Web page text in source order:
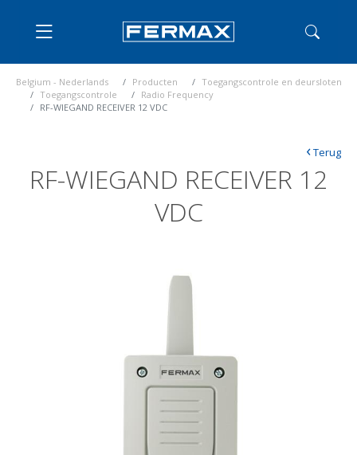
Belgium - Nederlands Producten
Toegangscontrole en deursloten
Toegangscontrole
Radio Frequency
RF-WIEGAND RECEIVER 12 VDC
RF-WIEGAND RECEIVER 12
VDC
‹Terug